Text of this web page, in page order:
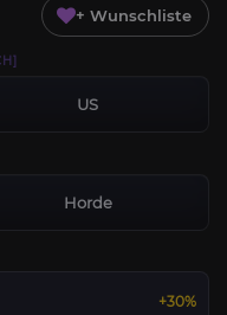
+ Wunschliste
US
Horde
+30%